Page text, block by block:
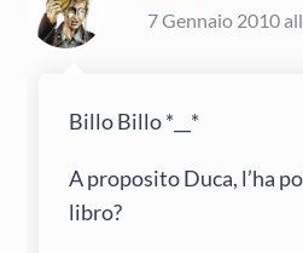
7 Gennaio 2010
Billo Billo *__*
A proposito Duca, l’ha
libro?